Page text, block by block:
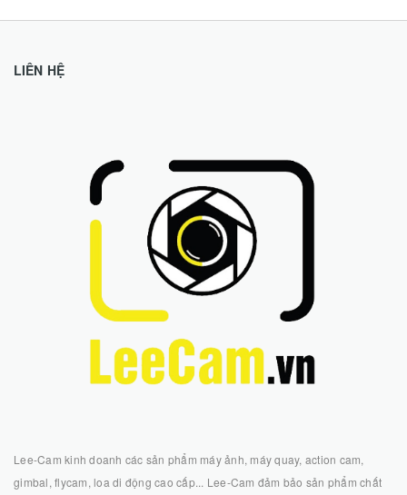
LIÊN HỆ
Lee-Cam kinh doanh các sản phẩm máy ảnh, máy quay, action cam,
gimbal, flycam, loa di động cao cấp... Lee-Cam đảm bảo sản phẩm chất